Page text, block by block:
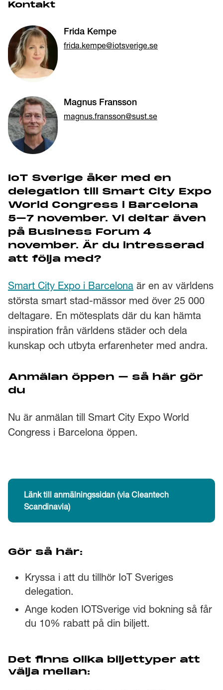
Kontakt
Frida Kempe
frida.kempe@iotsverige.se
Magnus Fransson
magnus.fransson@sust.se
IoT Sverige åker med en
delegation till Smart City Expo
World Congress i Barcelona
5–7 november. Vi deltar även
på Business Forum 4
november. Är du intresserad
att följa med?
Smart City Expo i Barcelona är en av världens
största smart stad-mässor med över 25 000
deltagare. En mötesplats där du kan hämta
inspiration från världens städer och dela
kunskap och utbyta erfarenheter med andra.
Anmälan öppen – så här gör
du
Nu är anmälan till Smart City Expo World
Congress i Barcelona öppen.
Länk till anmälningssidan (via Cleantech
Scandinavia)
Gör så här:
Kryssa i att du tillhör IoT Sveriges
delegation.
Ange koden IOTSverige vid bokning så får
du 10% rabatt på din biljett.
Det finns olika biljettyper att
välja mellan: